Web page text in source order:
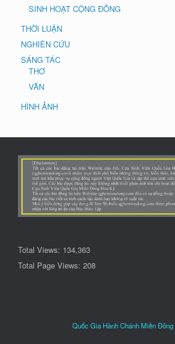
SINH HOẠT CỘNG ĐỒNG
THỜI LUẬN
NGHIÊN CỨU
SÁNG TÁC
THƠ
VĂN
HÌNH ẢNH
Total Views: 134,363
Total Page Views: 208
Quốc Gia Hành Chánh Miền